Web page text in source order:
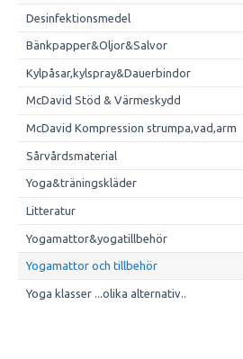
Desinfektionsmedel
Bänkpapper&Oljor&Salvor
Kylpåsar,kylspray&Dauerbindor
McDavid Stöd & Värmeskydd
McDavid Kompression strumpa,vad,arm
Sårvårdsmaterial
Yoga&träningskläder
Litteratur
Yogamattor&yogatillbehör
Yogamattor och tillbehör
Yoga klasser ...olika alternativ..